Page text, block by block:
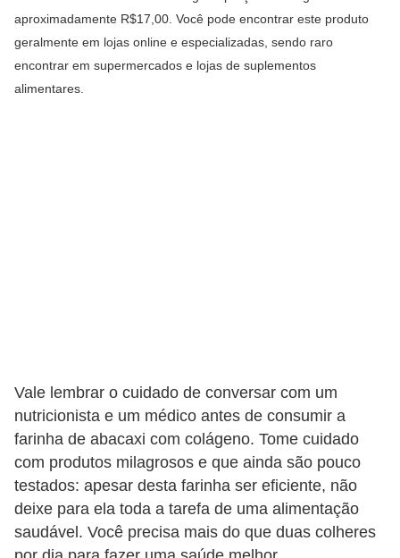
aproximadamente R$17,00. Você pode encontrar este produto
geralmente em lojas online e especializadas, sendo raro
encontrar em supermercados e lojas de suplementos
alimentares.
Vale lembrar o cuidado de conversar com um
nutricionista e um médico antes de consumir a
farinha de abacaxi com colágeno. Tome cuidado
com produtos milagrosos e que ainda são pouco
testados: apesar desta farinha ser eficiente, não
deixe para ela toda a tarefa de uma alimentação
saudável. Você precisa mais do que duas colheres